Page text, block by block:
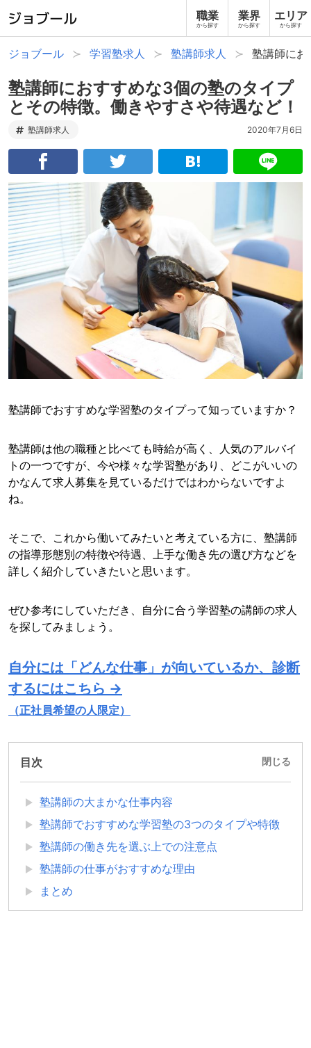
職業
から探す
業界
から探す
エリア
から探す
ジョブール 学習塾求人 塾講師求人 塾講師に
塾講師におすすめな3個の塾のタイプ
とその特徴。働きやすさや待遇など！
塾講師求人 2020年7月6日
塾講師でおすすめな学習塾のタイプって知っていますか？
塾講師は他の職種と比べても時給が高く、人気のアルバイ
トの一つですが、今や様々な学習塾があり、どこがいいの
かなんて求人募集を見ているだけではわからないですよ
ね。
そこで、これから働いてみたいと考えている方に、塾講師
の指導形態別の特徴や待遇、上手な働き先の選び方などを
詳しく紹介していきたいと思います。
ぜひ参考にしていただき、自分に合う学習塾の講師の求人
を探してみましょう。
自分には「どんな仕事」が向いているか、診断
するにはこちら →
（正社員希望の人限定）
目次 閉じる
塾講師の大まかな仕事内容
塾講師でおすすめな学習塾の3つのタイプや特徴
塾講師の働き先を選ぶ上での注意点
塾講師の仕事がおすすめな理由
まとめ